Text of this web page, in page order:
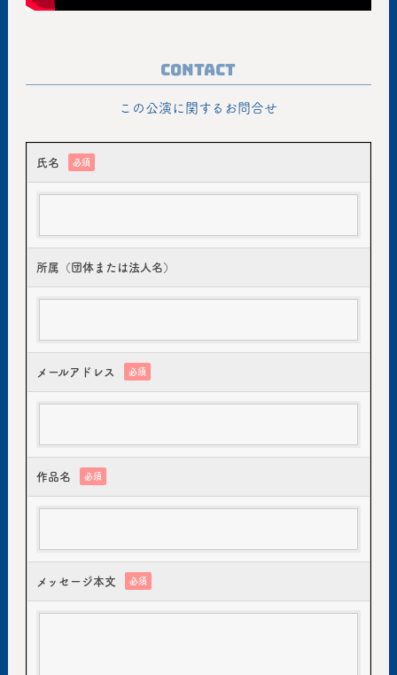
Contact
この公演に関するお問合せ
氏名 必須
所属（団体または法人名）
メールアドレス 必須
作品名 必須
メッセージ本文 必須